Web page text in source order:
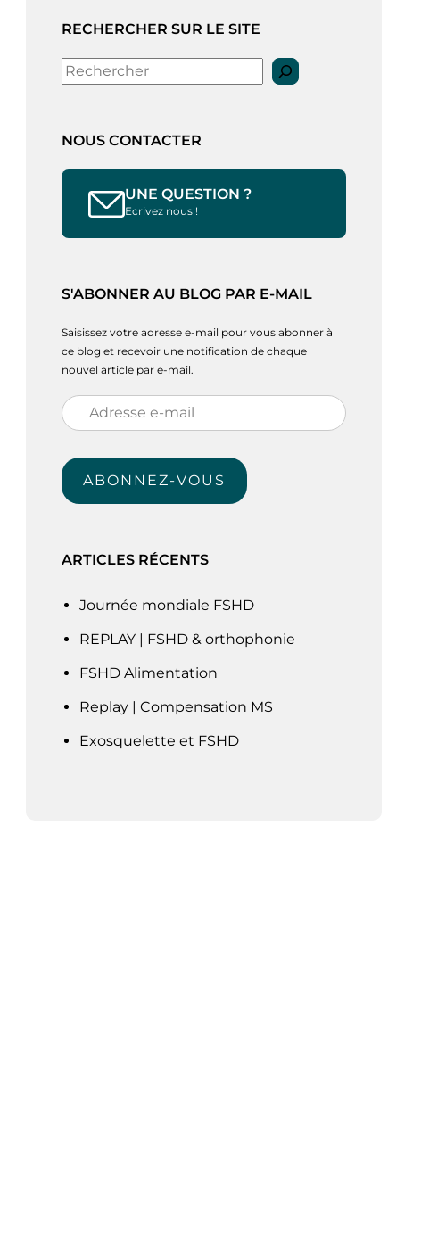
RECHERCHER SUR LE SITE
Rechercher
NOUS CONTACTER
UNE QUESTION ?
Ecrivez nous !
S'ABONNER AU BLOG PAR E-MAIL
Saisissez votre adresse e-mail pour vous abonner à
ce blog et recevoir une notification de chaque
nouvel article par e-mail.
Adresse
e-
mail
ABONNEZ-VOUS
ARTICLES RÉCENTS
Journée mondiale FSHD
REPLAY | FSHD & orthophonie
FSHD Alimentation
Replay | Compensation MS
Exosquelette et FSHD